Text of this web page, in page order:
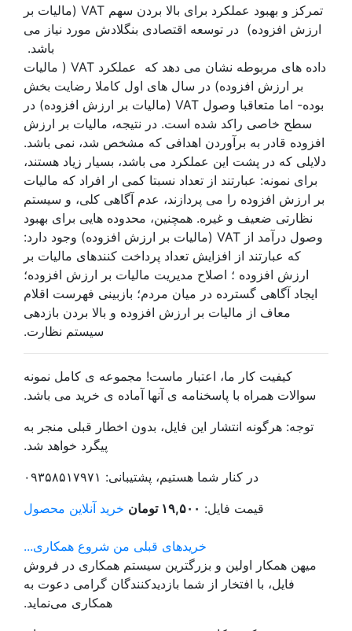
تمرکز و بهبود عملکرد برای بالا بردن سهم VAT (مالیات بر
ارزش افزوده) در توسعه اقتصادی بنگلادش مورد نیاز می
باشد.
داده های مربوطه نشان می دهد که عملکرد VAT ( مالیات
بر ارزش افزوده) در سال های اول کاملا رضایت بخش
بوده- اما متعاقبا وصول VAT (مالیات بر ارزش افزوده) در
سطح خاصی راکد شده است. در نتیجه، مالیات بر ارزش
افزوده قادر به برآوردن اهدافی که مشخص شد، نمی باشد.
دلایلی که در پشت این عملکرد می باشد، بسیار زیاد هستند،
برای نمونه: عبارتند از تعداد نسبتا کمی ار افراد که مالیات
بر ارزش افزوده را می پردازند، عدم آگاهی کلی، و سیستم
نظارتی ضعیف و غیره. همچنین، محدوده هایی برای بهبود
وصول درآمد از VAT (مالیات بر ارزش افزوده) وجود دارد:
که عبارتند از افزایش تعداد پرداخت کنندهای مالیات بر
ارزش افزوده ؛ اصلاح مدیریت مالیات بر ارزش افزوده؛
ایجاد آگاهی گسترده در میان مردم؛ بازبینی فهرست اقلام
معاف از مالیات بر ارزش افزوده و بالا بردن بازدهی
سیستم نظارت.
کیفیت کار ما، اعتبار ماست! مجموعه ی کامل نمونه
سوالات همراه با پاسخنامه ی آنها آماده ی خرید می باشد.
توجه: هرگونه انتشار این فایل، بدون اخطار قبلی منجر به
پیگرد خواهد شد.
در کنار شما هستیم، پشتیبانی: ۰۹۳۵۸۵۱۷۹۷۱
قیمت فایل: ۱۹,۵۰۰ تومان خرید آنلاین محصول
خریدهای قبلی من شروع همکاری...
میهن همکار اولین و بزرگترین سیستم همکاری در فروش
فایل، با افتخار از شما بازدیدکنندگان گرامی دعوت به
همکاری می‌نماید.